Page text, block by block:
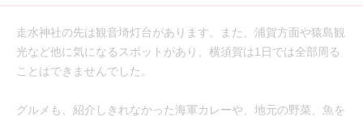
走水神社の先は観音埼灯台があります。また、浦賀方面や猿島観
光など他に気になるスポットがあり、横須賀は1日では全部周る
ことはできませんでした。
グルメも、紹介しきれなかった海軍カレーや、地元の野菜、魚を